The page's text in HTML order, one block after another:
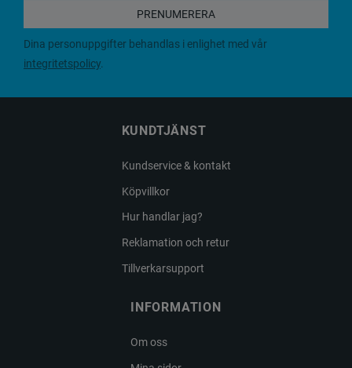
PRENUMERERA
Dina personuppgifter behandlas i enlighet med vår
integritetspolicy.
KUNDTJÄNST
Kundservice & kontakt
Köpvillkor
Hur handlar jag?
Reklamation och retur
Tillverkarsupport
INFORMATION
Om oss